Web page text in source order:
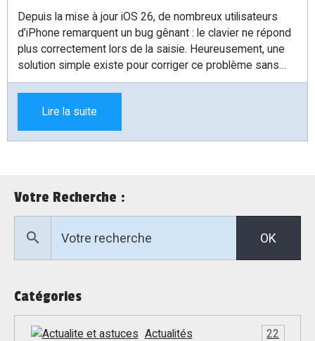
Depuis la mise à jour iOS 26, de nombreux utilisateurs
d’iPhone remarquent un bug gênant : le clavier ne répond
plus correctement lors de la saisie. Heureusement, une
solution simple existe pour corriger ce problème sans
perdre vos données.
Lire la suite
Votre Recherche :
OK
Catégories
Actualités 22